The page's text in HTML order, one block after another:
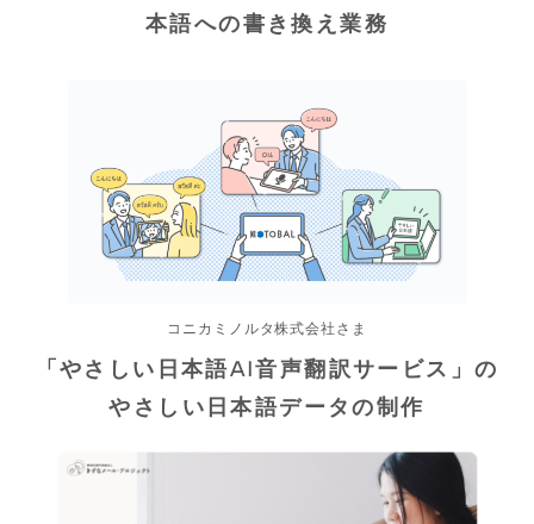
本語への書き換え業務
コニカミノルタ株式会社さま
「やさしい日本語AI音声翻訳サービス」の
やさしい日本語データの制作